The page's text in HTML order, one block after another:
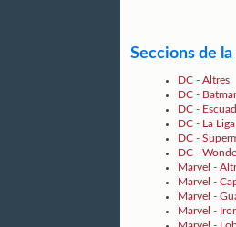
Seccions de
DC - Altres
DC -
DC -
DC - La
DC -
DC -
Marvel -
Marvel -
Marvel -
Marvel -